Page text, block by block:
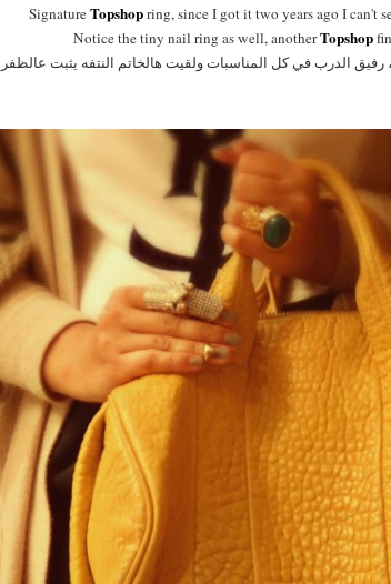
SignatureTopshopring, since I got it two years ago I can't
Notice the tiny nail ring as well, anotherTopshop
الدرب في كل المناسبات ولقيت هالخاتم النتفه يثبت